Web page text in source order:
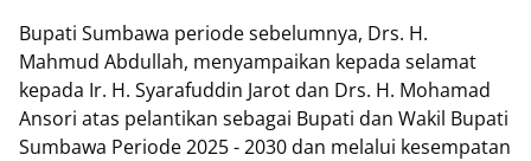
Bupati Sumbawa periode sebelumnya, Drs. H.
Mahmud Abdullah, menyampaikan kepada selamat
kepada Ir. H. Syarafuddin Jarot dan Drs. H. Mohamad
Ansori atas pelantikan sebagai Bupati dan Wakil Bupati
Sumbawa Periode 2025 - 2030 dan melalui kesempatan